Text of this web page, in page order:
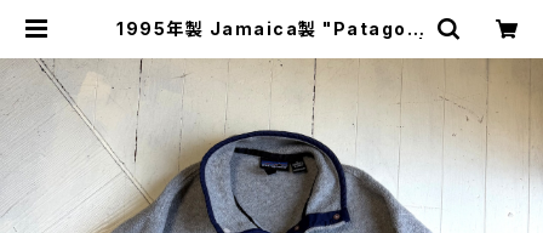
1995年製 Jamaica製 "Patagoni
HAR DNAL